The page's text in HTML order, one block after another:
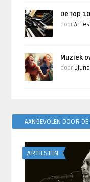
De Top
door
Muziek
door
AANBEVOLEN DOOR
ARTIESTEN